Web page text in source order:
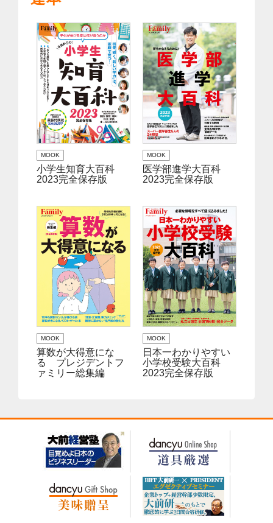
MOOK
小学生知育大百科
2023完全保存版
MOOK
医学部進学大百科
2023完全保存版
MOOK
算数が大得意にな
る プレジデントフ
ァミリー総集編
MOOK
日本一わかりやすい
小学校受験大百科
2023完全保存版